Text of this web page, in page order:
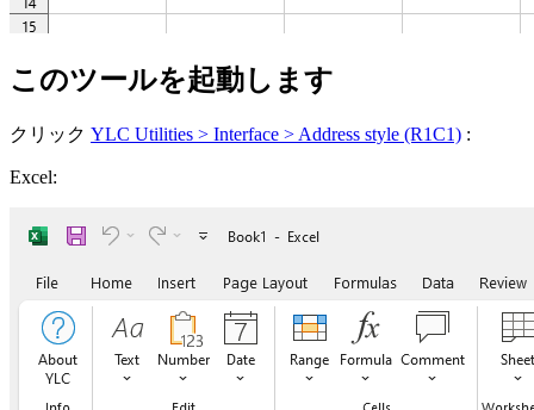
このツールを起動します
クリック YLC Utilities > Interface > Address style (R1C1) :
Excel: